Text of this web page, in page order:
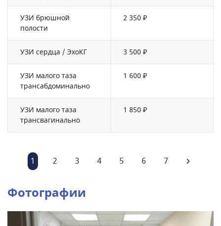
УЗИ брюшной
полости
2 350 ₽
УЗИ сердца / ЭхоКГ 3 500 ₽
УЗИ малого таза
трансабдоминально
1 600 ₽
УЗИ малого таза
трансвагинально
1 850 ₽
1 2 3 4 5 6 7
Фотографии